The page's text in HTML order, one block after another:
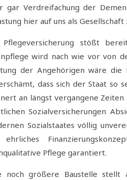
gar Verdreifachung der
hier auf uns als Gesellschaft
Pflegeversicherung stößt
wird nach wie vor von
der Angehörigen wäre
dass sich der Staat so
an längst vergangene Zeiten
Sozialversicherungen
Sozialstaates völlig
Pflege garantiert.
noch größere Baustelle stellt